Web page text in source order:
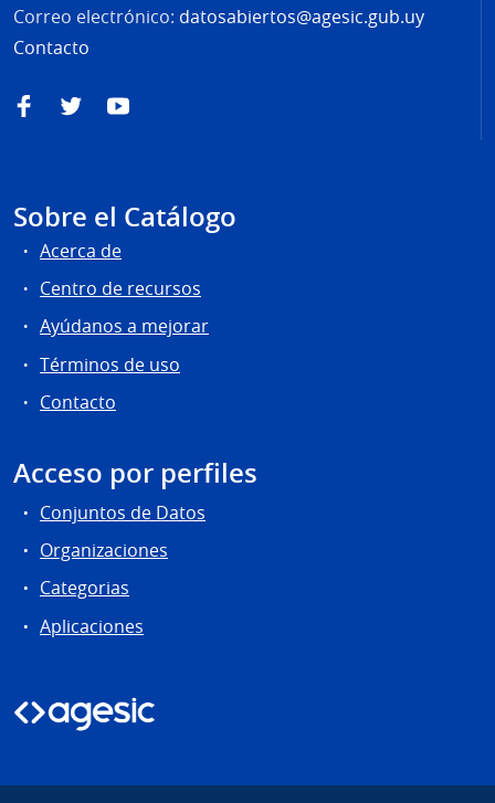
Correo electrónico: datosabiertos@agesic.gub.uy
Contacto
FacebookTwitterYouTube
Sobre el Catálogo
Acerca de
Centro de recursos
Ayúdanos a mejorar
Términos de uso
Contacto
Acceso por perfiles
Conjuntos de Datos
Organizaciones
Categorias
Aplicaciones